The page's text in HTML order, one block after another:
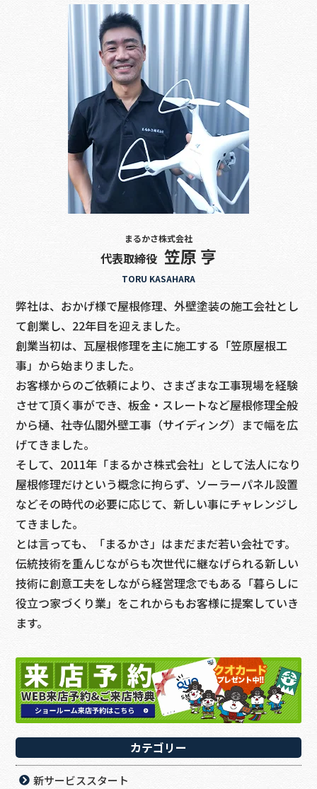
まるかさ株式会社
代表取締役 笠原 亨
TORU KASAHARA
弊社は、おかげ様で屋根修理、外壁塗装の施工会社とし
て創業し、22年目を迎えました。
創業当初は、瓦屋根修理を主に施工する「笠原屋根工
事」から始まりました。
お客様からのご依頼により、さまざまな工事現場を経験
させて頂く事ができ、板金・スレートなど屋根修理全般
から樋、社寺仏閣外壁工事（サイディング）まで幅を広
げてきました。
そして、2011年「まるかさ株式会社」として法人になり
屋根修理だけという概念に拘らず、ソーラーパネル設置
などその時代の必要に応じて、新しい事にチャレンジし
てきました。
とは言っても、「まるかさ」はまだまだ若い会社です。
伝統技術を重んじながらも次世代に継なげられる新しい
技術に創意工夫をしながら経営理念でもある「暮らしに
役立つ家づくり業」をこれからもお客様に提案していき
ます。
カテゴリー
新サービススタート